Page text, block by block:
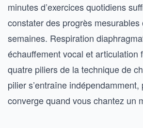
minutes d’exercices quotidiens
constater des progrès mesurables
semaines. Respiration
échauffement vocal et articulation
quatre piliers de la technique de
pilier s’entraîne indépendamment,
converge quand vous chantez un